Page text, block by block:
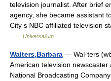
television journalist. After brief
agency, she became assistant
City s NBC affiliated television
Universalium
Walters,Barbara — Wal·ters
American television
National Broadcasting